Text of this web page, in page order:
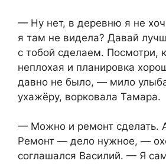
— Ну нет, в деревню я не
я там не видела? Давай
с тобой сделаем. Посмотри,
неплохая и планировка
давно не было, — мило
ухажёру, ворковала Тамара.
— Можно и ремонт сделать.
Ремонт — дело нужное, —
соглашался Василий. — Я